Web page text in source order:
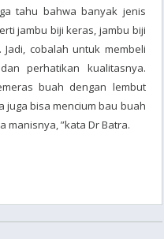
tahu bahwa banyak jenis
jambu biji keras, jambu biji
cobalah untuk membeli
perhatikan kualitasnya.
buah dengan lembut
juga bisa mencium bau buah
”kata Dr Batra.